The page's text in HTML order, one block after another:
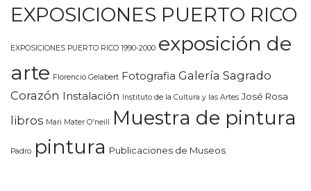
EXPOSICIONES PUERTO RICO
EXPOSICIONES PUERTO RICO 1990-2000 exposición de
arte Florencio Gelabert Fotografia Galería Sagrado
Corazón
Instalación Instituto de la Cultura y las Artes José Rosa
libros Mari Mater O'neill Muestra de pintura
Padro pintura Publicaciones de Museos